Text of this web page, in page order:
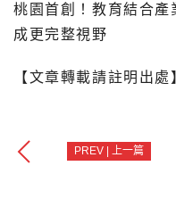
桃園首創！教育結合
成更完整視野
【文章轉載請註明出處
PREV | 上一篇